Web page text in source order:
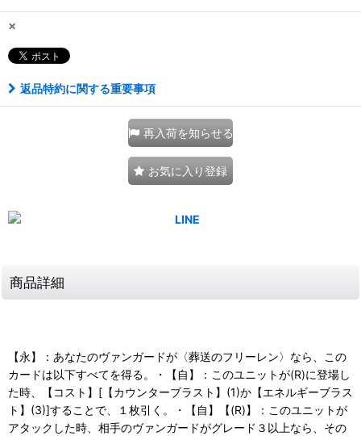
×
返品特約に関する重要事項
再入荷を知らせる
お気に入り登録
商品詳細
【永】：あなたのヴァンガードが〈葬送のフリーレン〉なら、この
カードは以下すべてを得る。・【自】：このユニットが(R)に登場し
た時、【コスト】[【カウンターブラスト】(1)か【エネルギーブラス
ト】(3)]することで、１枚引く。・【自】【(R)】：このユニットが
アタックした時、相手のヴァンガードがグレード３以上なら、その